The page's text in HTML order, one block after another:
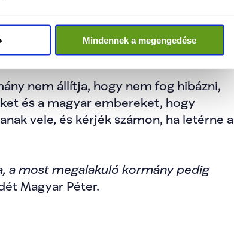
Mindennek a megengedése
helyett átlátható, szakmai alapú
nem állítja, hogy nem fog hibázni,
és a magyar embereket, hogy
vele, és kérjék számon, ha letérne a
a most megalakuló kormány pedig
Magyar Péter.